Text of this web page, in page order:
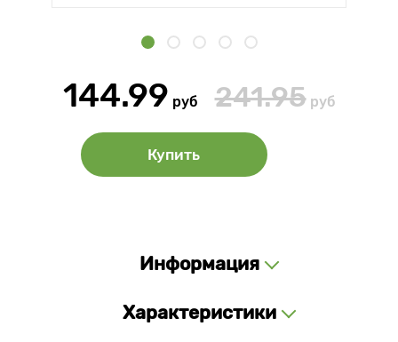
144.99 руб 241.95 руб
Купить
Информация
Характеристики